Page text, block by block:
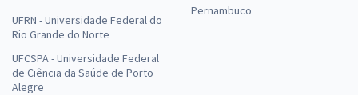
UFRN - Universidade Federal do
Rio Grande do Norte
UFCSPA - Universidade Federal
de Ciência da Saúde de Porto
Alegre
Pernambuco